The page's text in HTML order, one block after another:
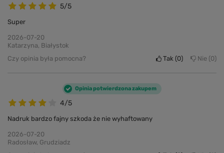
5/5
Super
2026-07-20
Katarzyna, Białystok
Czy opinia była pomocna?
Tak 0 Nie 0
4/5
Opinia potwierdzona zakupem
Nadruk bardzo fajny szkoda że nie wyhaftowany
2026-07-20
Radosław, Grudziadz